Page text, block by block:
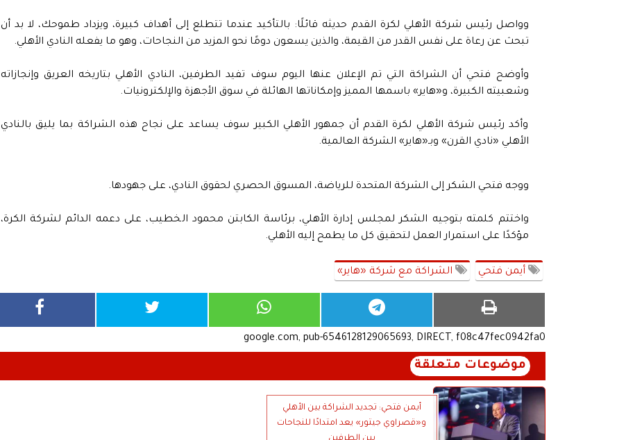
وواصل رئيس شركة الأهلي لكرة القدم حديثه قائلًا: بالتأكيد عندما تتطلع إلى أهداف كبيرة، ويزداد طموحك، لا بد أن
تبحث عن رعاة على نفس القدر من القيمة، والذين يسعون دومًا نحو المزيد من النجاحات، وهو ما يفعله النادي الأهلي.
وأوضح فتحي أن الشراكة التي تم الإعلان عنها اليوم سوف تفيد الطرفين، النادي الأهلي بتاريخه العريق وإنجازاته
وشعبيته الكبيرة، و«هاير» باسمها المميز وإمكاناتها الهائلة في سوق الأجهزة والإلكترونيات.
وأكد رئيس شركة الأهلي لكرة القدم أن جمهور الأهلي الكبير سوف يساعد على نجاح هذه الشراكة بما يليق بالنادي
الأهلي «نادي القرن» وبـ«هاير» الشركة العالمية.
ووجه فتحي الشكر إلى الشركة المتحدة للرياضة، المسوق الحصري لحقوق النادي، على جهودها.
واختتم كلمته بتوجيه الشكر لمجلس إدارة الأهلي، برئاسة الكابتن محمود الخطيب، على دعمه الدائم لشركة الكرة،
مؤكدًا على استمرار العمل لتحقيق كل ما يطمح إليه الأهلي.
أيمن فتحي الشراكة مع شركة «هاير»
google.com, pub-6546128129065693, DIRECT, f08c47fec0942fa0
موضوعات متعلقة
أيمن فتحي: تجديد الشراكة بين الأهلي
و«قصراوي جيتور» يعد امتدادًا للنجاحات